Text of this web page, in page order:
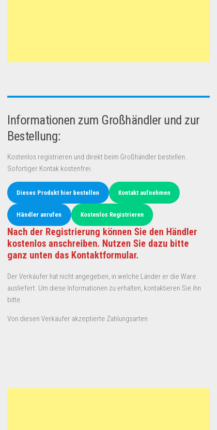
Informationen zum Großhändler und zur
Bestellung:
Kostenlos registrieren und direkt beim Großhändler bestellen.
Sofortiger Kontak kostenfrei.
Dieses Produkt hier bestellen Kontakt aufnehmen
Händler anrufen Kostenlos Registrieren
Nach der Registrierung können Sie den Händler
kostenlos anschreiben. Nutzen Sie dazu bitte
ganz unten das Kontaktformular.
Der Verkäufer hat nicht angegeben, in welche Länder er die Ware
ausliefert. Um diese Informationen zu erhalten, kontaktieren Sie ihn
bitte.
Von diesen Verkäufer akzeptierte Zahlungsarten